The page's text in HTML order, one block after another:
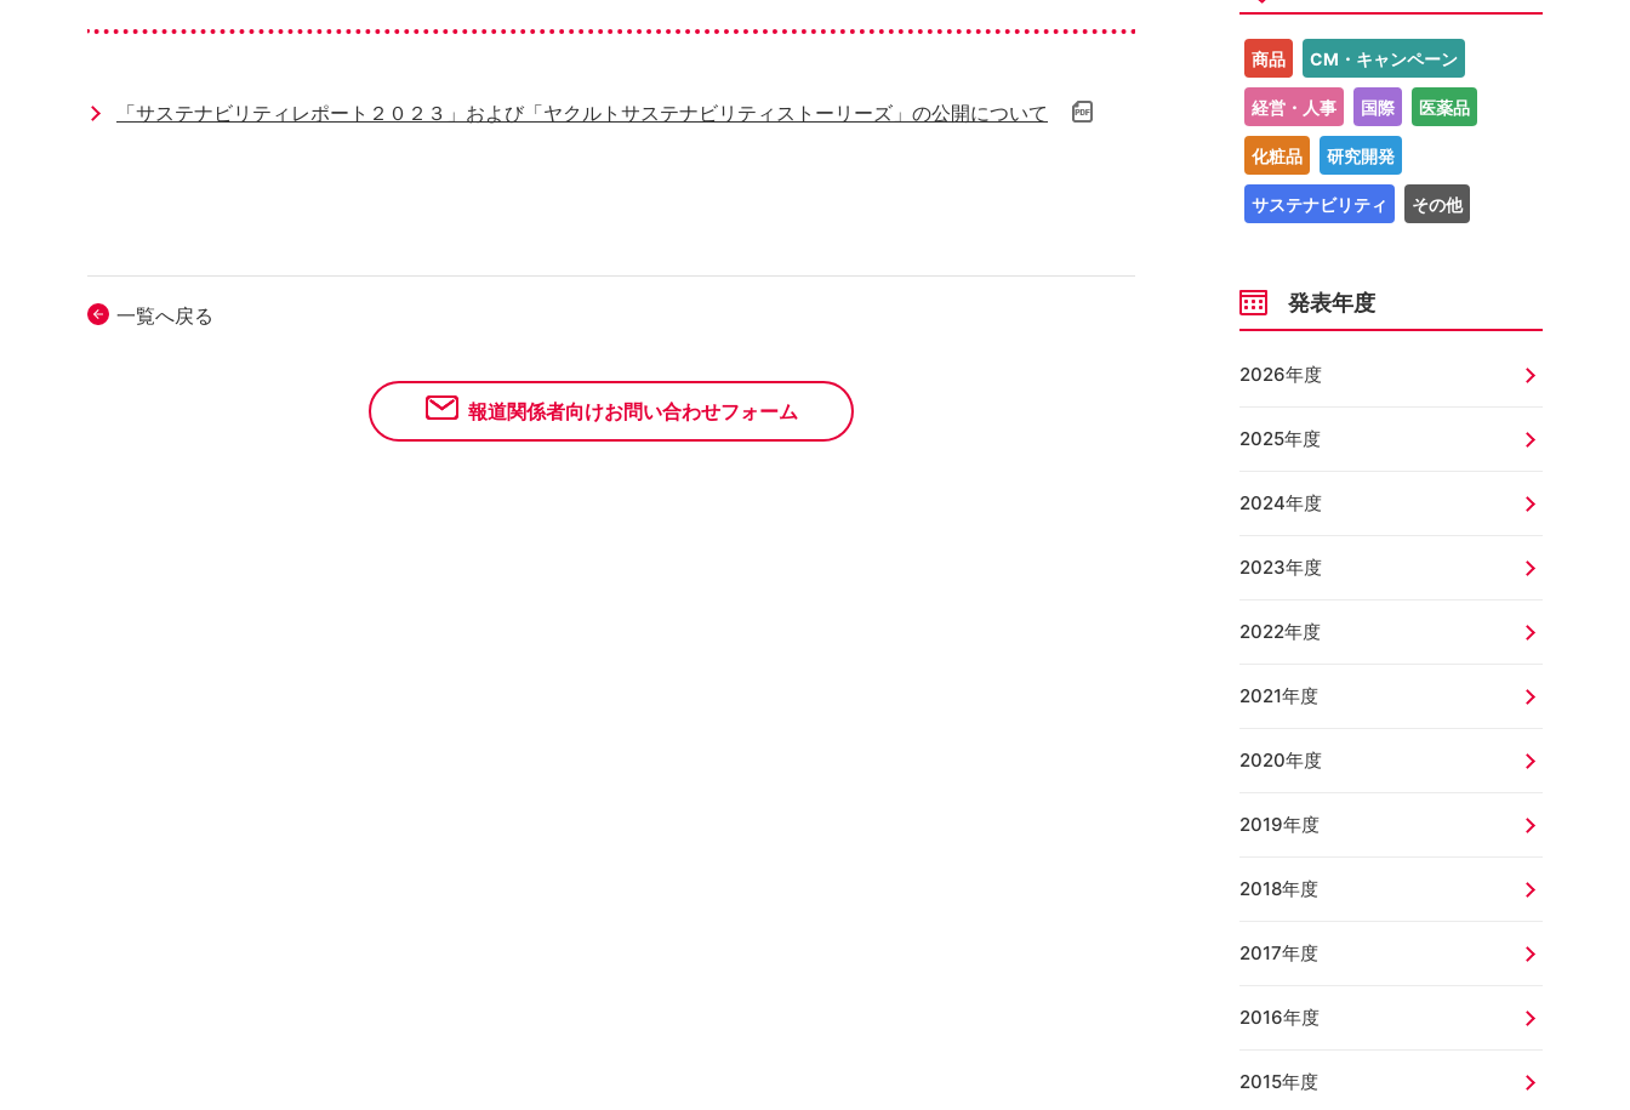
「サステナビリティレポート２０２３」および「ヤクルトサステナビリティストーリーズ」の公開について
一覧へ戻る
報道関係者向けお問い合わせフォーム
商品 CM・キャンペーン
経営・人事 国際 医薬品
化粧品 研究開発
サステナビリティ その他
発表年度
2026年度
2025年度
2024年度
2023年度
2022年度
2021年度
2020年度
2019年度
2018年度
2017年度
2016年度
2015年度